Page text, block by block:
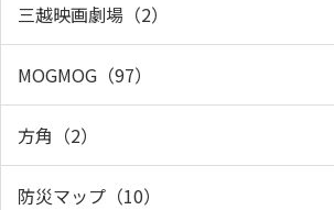
三越映画劇場（2）
MOGMOG（97）
方角（2）
防災マップ（10）